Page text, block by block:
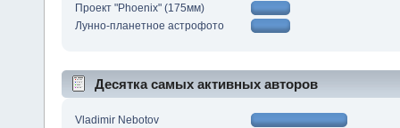
Проект "Phoenix" (175мм)
Лунно-планетное астрофото
Десятка самых активных авторов
Vladimir Nebotov